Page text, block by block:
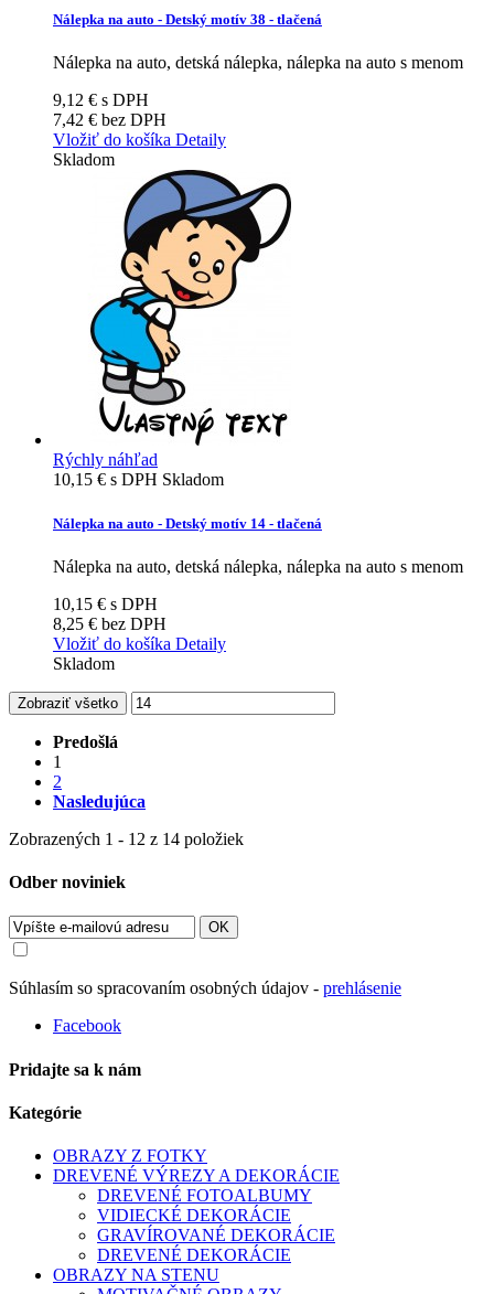
Nálepka na auto - Detský motív 38 - tlačená
Nálepka na auto, detská nálepka, nálepka na auto s menom
9,12 € s DPH
7,42 € bez DPH
Vložiť do košíka Detaily
Skladom
Rýchly náhľad
10,15 € s DPH Skladom
Nálepka na auto - Detský motív 14 - tlačená
Nálepka na auto, detská nálepka, nálepka na auto s menom
10,15 € s DPH
8,25 € bez DPH
Vložiť do košíka Detaily
Skladom
Zobraziť všetko
Predošlá
1
2
Nasledujúca
Zobrazených 1 - 12 z 14 položiek
Odber noviniek
OK
Súhlasím so spracovaním osobných údajov - prehlásenie
Facebook
Pridajte sa k nám
Kategórie
OBRAZY Z FOTKY
DREVENÉ VÝREZY A DEKORÁCIE
DREVENÉ FOTOALBUMY
VIDIECKÉ DEKORÁCIE
GRAVÍROVANÉ DEKORÁCIE
DREVENÉ DEKORÁCIE
OBRAZY NA STENU